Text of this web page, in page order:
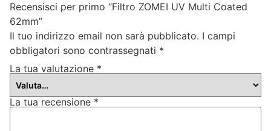
Recensisci per primo “Filtro ZOMEI UV Multi Coated
62mm”
Il tuo indirizzo email non sarà pubblicato. I campi
obbligatori sono contrassegnati *
La tua valutazione *
La tua recensione *